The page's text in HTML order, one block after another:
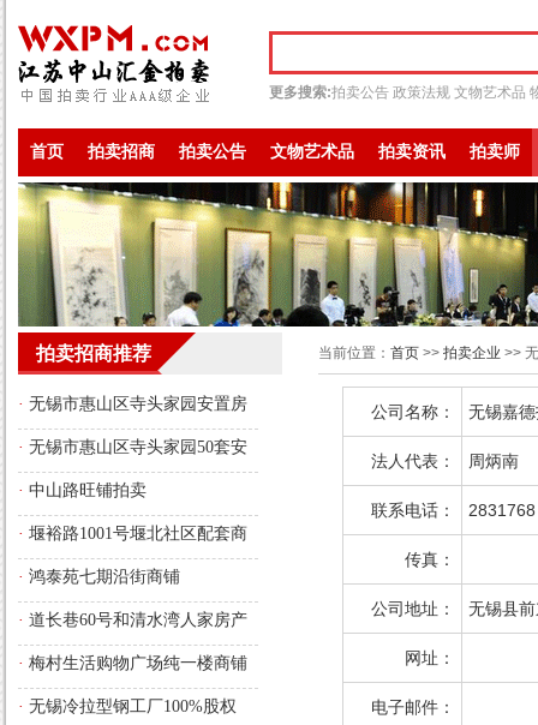
更多搜索:拍卖公告 政策法规 文物艺术品
首页 拍卖招商 拍卖公告 文物艺术品 拍卖资讯 拍卖师
拍卖招商推荐
· 无锡市惠山区寺头家园安置房
存量房源转性商品房的拍卖公告
· 无锡市惠山区寺头家园50套安
置房存量房源转性商品房的拍卖
公告
· 中山路旺铺拍卖
· 堰裕路1001号堰北社区配套商
铺的长期经营使用权
· 鸿泰苑七期沿街商铺
· 道长巷60号和清水湾人家房产
拍卖预告
· 梅村生活购物广场纯一楼商铺
· 无锡冷拉型钢工厂100%股权
当前位置： 首页 >> 拍卖企业 >>
公司名称： 无锡嘉
法人代表： 周炳南
联系电话： 2831768
传真：
公司地址： 无锡县
网址：
电子邮件：